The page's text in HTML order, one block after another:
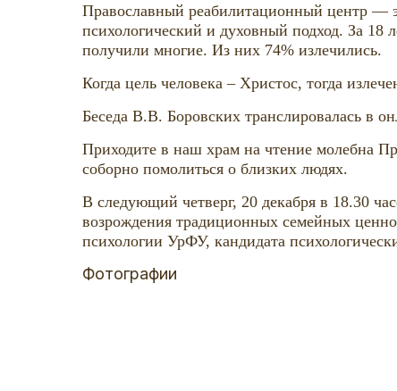
Православный реабилитационный центр —
психологический и духовный подход. За 18
получили многие. Из них 74% излечились.
Когда цель человека – Христос, тогда
Беседа В.В. Боровских транслировалась в
Приходите в наш храм на чтение молебна
соборно помолиться о близких людях.
В следующий четверг, 20 декабря в 18.30
возрождения традиционных семейных
психологии УрФУ, кандидата
Фотографии